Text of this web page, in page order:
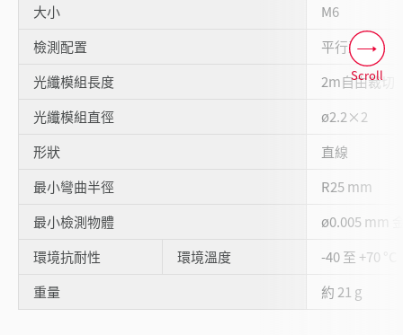
大小
M6
檢測配置
平行型
光纖模組長度
2m自由裁切
光纖模組直徑
ø2.2×2
形狀
直線
最小彎曲半徑
R25 mm
最小檢測物體
ø0.005 mm
環境抗耐性
環境溫度
-40 至 +70 °C
重量
約 21 g
Scroll